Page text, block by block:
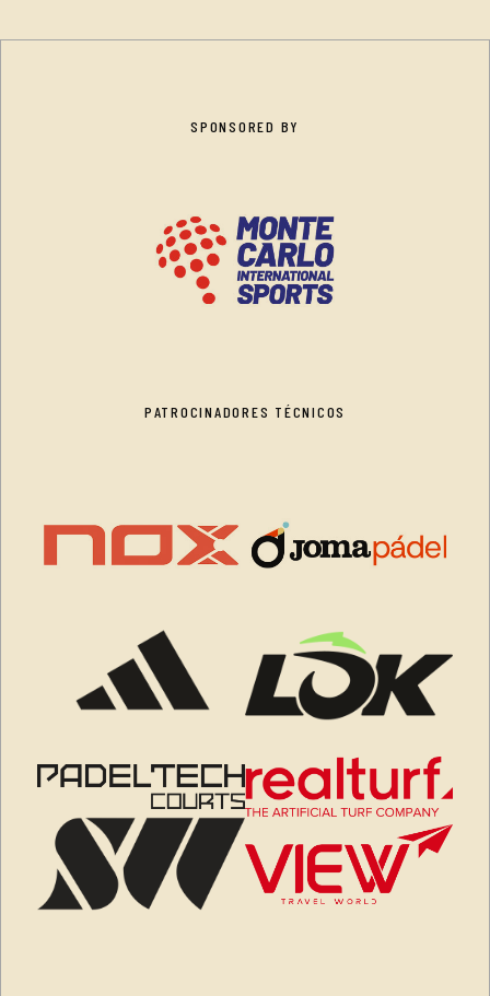
SPONSORED BY
PATROCINADORES TÉCNICOS